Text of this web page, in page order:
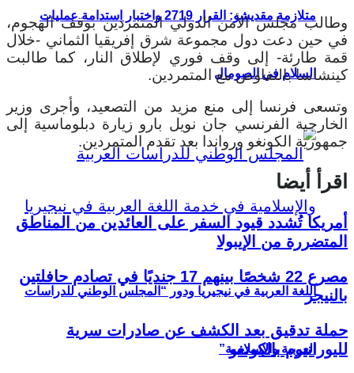
متلازمة مقديشو: القرار 2719 واختبار استدامة عمليات
السلام في الصومال
اللغة العربية في نيجيريا ودور “المجلس الوطني للدراسات
العربية والإسلامية”
وطالب مجلس الأمن الدولي المتمردين بوقف الهجوم،
في حين دعت دول مجموعة شرق إفريقيا الثماني -خلال
قمة طارئة- إلى وقف فوري لإطلاق النار، كما طالبت
كينشاسا بالتفاوض مع المتمردين.
وتسعى فرنسا إلى منع مزيد من التصعيد، وأجرى وزير
الخارجية الفرنسي جان نويل بارو زيارة دبلوماسية إلى
جمهورية الكونغو ورواندا بعد تقدم المتمردين.
اقرأ أيضا
أمريكا تُشدد قيود السفر على العائدين من المناطق
المتضررة من الإيبولا
مصرع 22 شخصًا بينهم 17 جنديًا في تصادم حافلتين
بالنيجر
حملة تدقيق بعد الكشف عن صادرات سرية
لليورانيوم بالكونغو